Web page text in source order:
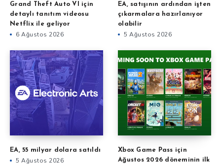
Grand Theft Auto VI için
detaylı tanıtım videosu
Netflix ile geliyor
6 Ağustos 2026
EA, satışının ardından işten
çıkarmalara hazırlanıyor
olabilir
5 Ağustos 2026
EA, 55 milyar dolara satıldı
5 Ağustos 2026
Xbox Game Pass için
Ağustos 2026 döneminin ilk